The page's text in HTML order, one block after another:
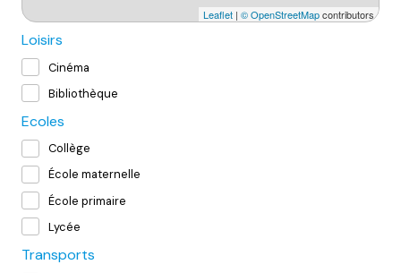
Leaflet | © OpenStreetMapcontributors
Loisirs
Cinéma
Bibliothèque
Ecoles
Collège
École maternelle
École primaire
Lycée
Transports